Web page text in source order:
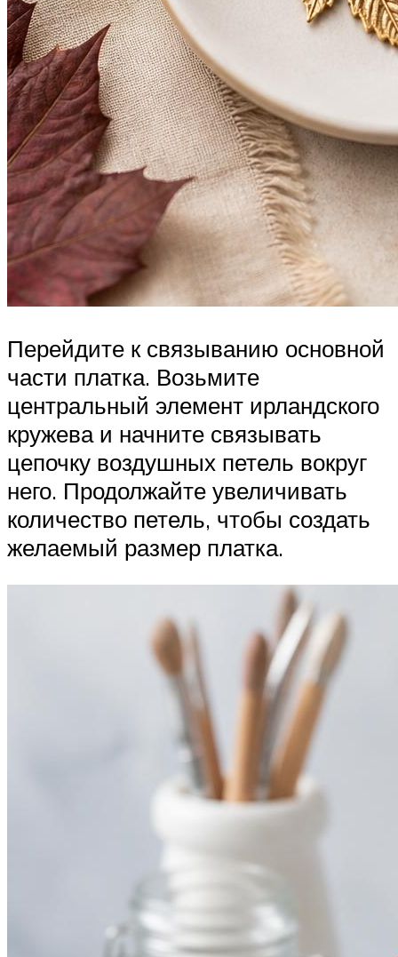
Перейдите к связыванию основной
части платка. Возьмите
центральный элемент ирландского
кружева и начните связывать
цепочку воздушных петель вокруг
него. Продолжайте увеличивать
количество петель, чтобы создать
желаемый размер платка.